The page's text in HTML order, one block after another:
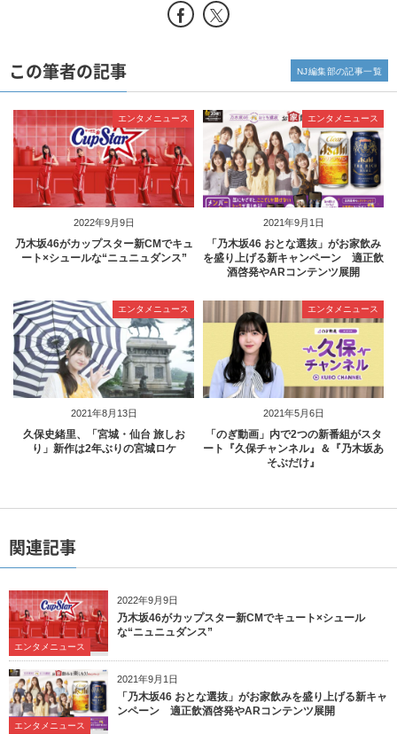
この筆者の記事
2022年9月9日
エンタメニュース
乃木坂46がカップスター新CMでキュ
ート×シュールな“ニュニュダンス”
2021年9月1日
エンタメニュース
「乃木坂46 おとな選抜」がお家飲み
を盛り上げる新キャンペーン 適正飲
酒啓発やARコンテンツ展開
2021年8月13日
エンタメニュース
久保史緒里、「宮城・仙台 旅しお
り」新作は2年ぶりの宮城ロケ
2021年5月6日
エンタメニュース
「のぎ動画」内で2つの新番組がスタ
ート『久保チャンネル』＆『乃木坂あ
そぶだけ』
NJ編集部の記事一覧
関連記事
2022年9月9日
エンタメニュース
乃木坂46がカップスター新CMでキュート×シュール
な“ニュニュダンス”
2021年9月1日
エンタメニュース
「乃木坂46 おとな選抜」がお家飲みを盛り上げる新キャ
ンペーン 適正飲酒啓発やARコンテンツ展開